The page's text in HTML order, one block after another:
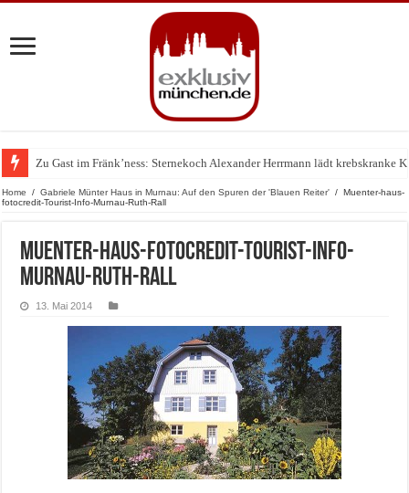
Zu Gast im Fränk’ness: Sternekoch Alexander Herrmann lädt krebskranke
Warum München gerade zum Treffpunkt der Lingerie-Branche wurde
Home / Gabriele Münter Haus in Murnau: Auf den Spuren der 'Blauen Reiter' / Muenter-haus-
fotocredit-Tourist-Info-Murnau-Ruth-Rall
Muenter-haus-fotocredit-Tourist-Info-
Murnau-Ruth-Rall
13. Mai 2014